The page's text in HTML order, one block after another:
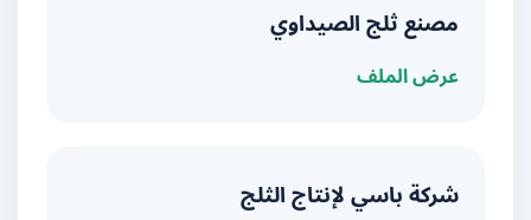
مصنع ثلج الصيداوي
عرض الملف
شركة باسي لإنتاج الثلج